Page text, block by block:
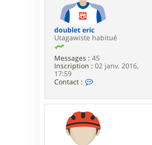
d
a
b
a
z
doublet eric
Utagawiste habitué
Messages : 45
Inscription : 02 janv. 2016,
17:59
Contact :
t
c
t
e